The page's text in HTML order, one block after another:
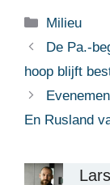
Categorieën
Milieu
De Pa.-
hoop blijft
En Rusland